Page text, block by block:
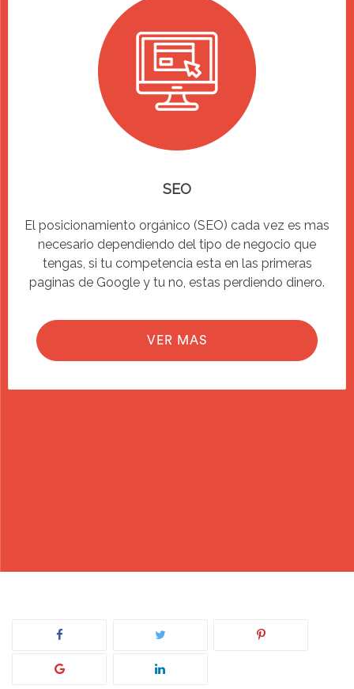
SEO
El posicionamiento orgánico (SEO) cada vez es mas
necesario dependiendo del tipo de negocio que
tengas, si tu competencia esta en las primeras
paginas de Google y tu no, estas perdiendo dinero.
VER MAS